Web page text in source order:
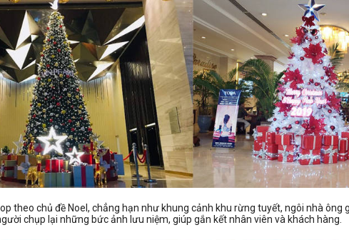
theo chủ đề Noel, chẳng hạn như khung cảnh khu rừng tuyết, ngôi nhà ông
chụp lại những bức ảnh lưu niệm, giúp gắn kết nhân viên và khách hàng.